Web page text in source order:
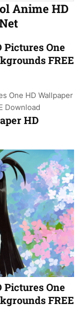
Anime HD
One
FREE
HD
One
FREE